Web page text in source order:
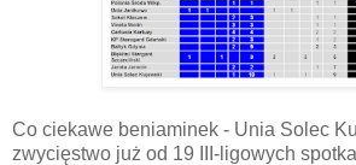
Co ciekawe beniaminek - Unia Solec
zwycięstwo już od 19 III-ligowych